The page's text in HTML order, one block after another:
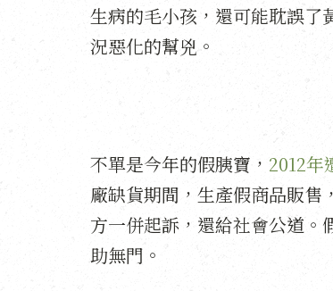
生病的毛小孩，還可能耽誤了
況惡化的幫兇。
不單是今年的假胰寶， 2012年
廠缺貨期間，生產假商品販售
方一併起訴，還給社會公道。
助無門。